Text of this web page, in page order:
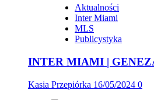
Aktualności
Inter Miami
MLS
Publicystyka
INTER MIAMI |
Kasia Przepiórka 16/05/2024 0